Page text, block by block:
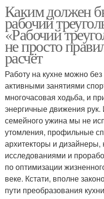
Каким должен
рабочий
«Рабочий
не просто
расчёт
Работу на кухне можно
активными занятиями
многочасовая ходьба, и
энергичные движения
семейного ужина мы не
утомления, профильные
архитекторы и дизайнеры,
исследованиями и
по оптимизации
веке. Кстати, вполне
пути преобразования